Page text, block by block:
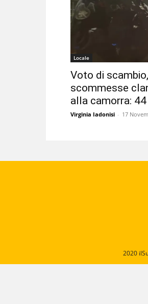
Locale
Voto di
scommesse
alla camorra:
Virginia Iadonisi - 17
2020